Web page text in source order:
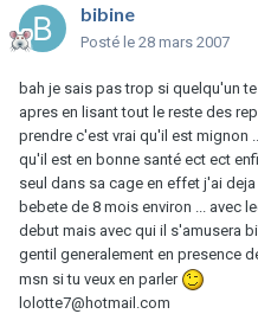
bibine
Posté le 28 mars 2007
bah je sais pas trop si quelqu'un
apres en lisant tout le reste des
prendre c'est vrai qu'il est mignon
qu'il est en bonne santé ect ect
seul dans sa cage en effet j'ai
bebete de 8 mois environ ... avec
debut mais avec qui il s'amusera
gentil generalement en presence
msn si tu veux en parler
lolotte7@hotmail.com